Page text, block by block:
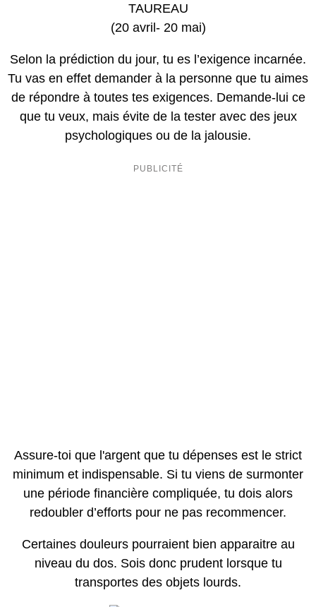
TAUREAU
(20 avril- 20 mai)
Selon la prédiction du jour, tu es l’exigence incarnée.
Tu vas en effet demander à la personne que tu aimes
de répondre à toutes tes exigences. Demande-lui ce
que tu veux, mais évite de la tester avec des jeux
psychologiques ou de la jalousie.
Assure-toi que l'argent que tu dépenses est le strict
minimum et indispensable. Si tu viens de surmonter
une période financière compliquée, tu dois alors
redoubler d’efforts pour ne pas recommencer.
Certaines douleurs pourraient bien apparaitre au
niveau du dos. Sois donc prudent lorsque tu
transportes des objets lourds.